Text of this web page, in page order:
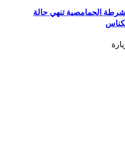
طال 12 تاجراً.. شرطة الحمامصية تنهي حالة